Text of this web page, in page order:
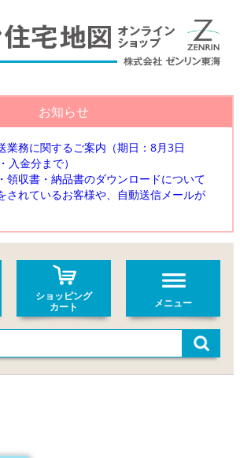
お知らせ
業務に関するご案内（期日：8月3日
入金分まで）
領収書・納品書のダウンロードについて
されているお客様や、自動送信メールが
ショッピング
カート
メニュー